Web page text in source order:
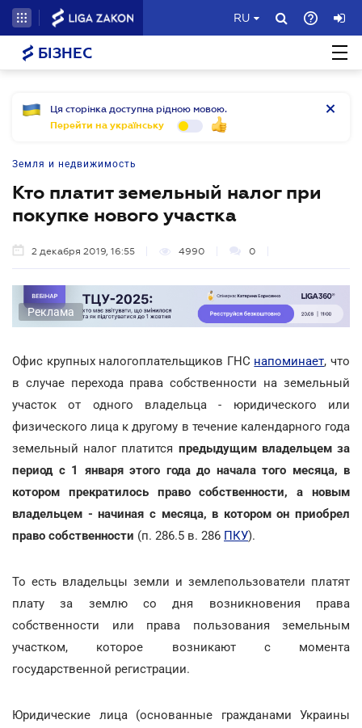
RU
БІЗНЕС
Ця сторінка доступна рідною мовою.
Перейти на українську
Земля и недвижимость
Кто платит земельный налог при
покупке нового участка
2 декабря 2019, 16:55 4990 0
Реклама
Офис крупных налогоплательщиков ГНС напоминает, что
в случае перехода права собственности на земельный
участок от одного владельца - юридического или
физического лица к другому в течение календарного года
земельный налог платится предыдущим владельцем за
период с 1 января этого года до начала того месяца, в
котором прекратилось право собственности, а новым
владельцем - начиная с месяца, в котором он приобрел
право собственности (п. 286.5 в. 286 ПКУ).
То есть владельцы земли и землепользователи платят
плату за землю со дня возникновения права
собственности или права пользования земельным
участком, которое возникают с момента
государственной регистрации.
Юридические лица (основанные гражданами Украины